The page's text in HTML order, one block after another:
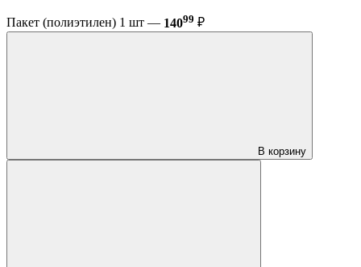
Пакет (полиэтилен) 1 шт — 14099 ₽
В корзину